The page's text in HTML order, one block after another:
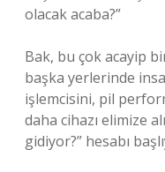
olacak acaba?”
Bak, bu çok acayip
başka yerlerinde
işlemcisini, pil
daha cihazı elimize
gidiyor?” hesabı